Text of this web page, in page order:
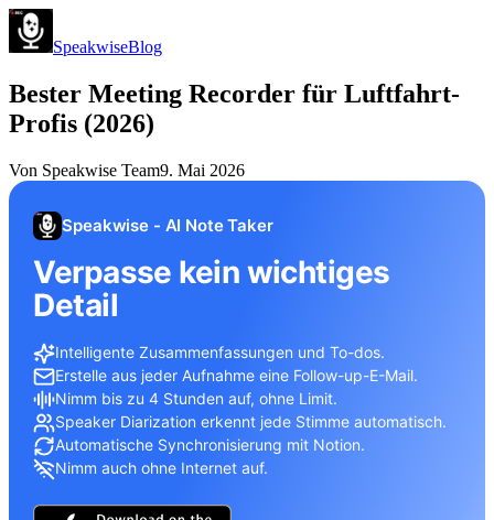
SpeakwiseBlog
Bester Meeting Recorder für Luftfahrt-
Profis (2026)
Von Speakwise Team9. Mai 2026
Speakwise - AI Note Taker
Verpasse kein wichtiges
Detail
Intelligente Zusammenfassungen und To-dos.
Erstelle aus jeder Aufnahme eine Follow-up-E-Mail.
Nimm bis zu 4 Stunden auf, ohne Limit.
Speaker Diarization erkennt jede Stimme automatisch.
Automatische Synchronisierung mit Notion.
Nimm auch ohne Internet auf.